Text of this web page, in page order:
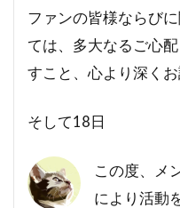
ファンの皆様ならび
ては、多大なるご心
すこと、心より深くお
そして18日
この度、メ
により活動